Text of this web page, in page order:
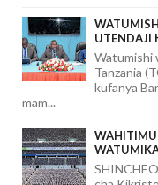
UTENDAJI
Watumishi
Tanzania
kufanya
mam...
WAHITIMU